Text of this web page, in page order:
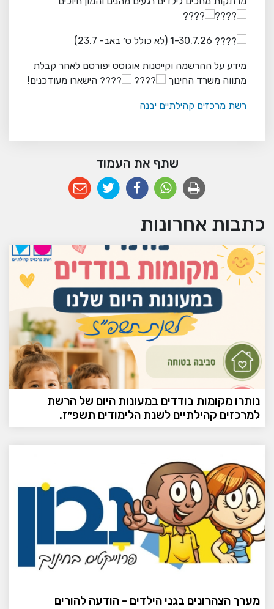
מידע על ההרשמה וקייטנות אוגוסט יפורסם לאחר קבלת
מתווה משרד החינוך
הישארו מעודכנים!
רשת מרכזים קהילתיים יבנה
שתף את העמוד
כתבות אחרונות
נותרו מקומות בודדים במעונות היום של הרשת
למרכזים קהילתיים לשנת הלימודים תשפ״ז.
מערך הצהרונים בגני הילדים - הודעה להורים